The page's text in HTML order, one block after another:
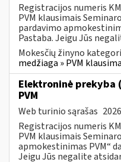
Registracijos numeris
PVM klausimais
pardavimo
Pastaba. Jeigu Jūs
Mokesčių žinyno
medžiaga » PVM
Elektroninė prekyba
PVM
Web turinio sąrašas
Registracijos numeris
PVM klausimais
apmokestinimas PVM“
Jeigu Jūs negalite